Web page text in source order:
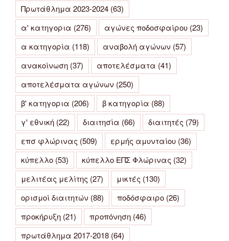
Πρωτάθλημα 2023-2024 (63)
α' κατηγορια (276) αγώνες ποδοσφαίρου (23)
α κατηγορία (118) αναβολή αγώνων (57)
ανακοίνωση (37) αποτελέσματα (41)
αποτελέσματα αγώνων (250)
β' κατηγορια (206) β κατηγορία (88)
γ' εθνική (22) διαιτησία (66) διαιτητές (79)
επσ φλώρινας (509) ερμής αμυνταίου (36)
κύπελλο (53) κύπελλο ΕΠΣ Φλώρινας (32)
μελιτέας μελίτης (27) μικτές (130)
ορισμοί διαιτητών (88) ποδόσφαιρο (26)
προκήρυξη (21) προπόνηση (46)
πρωτάθλημα 2017-2018 (64)